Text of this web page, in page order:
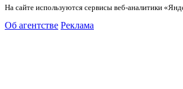
На сайте используются сервисы веб-аналитики
Об агентстве Реклама